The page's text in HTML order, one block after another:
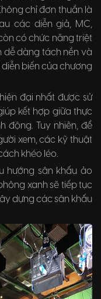
chỉ đơn thuần là
các diễn giả, MC,
có chức năng triệt
dễ dàng tách nền và
biến của chương
đại nhất được sử
kết hợp giữa thực
động. Tuy nhiên, để
xem, các kỹ thuật
khéo léo.
hướng sân khấu ảo
xanh sẽ tiếp tục
dựng các sân khấu